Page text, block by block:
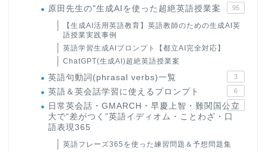
原田先生の"生成AIを使った超絶英語授業案 95
【生成AI活用英語教育】英語教師のための生成AI英
語授業実践事例
英語学習生成AIプロンプト【都立AI完全対応】
ChatGPT(生成AI)超絶英語授業案
英語句動詞(phrasal verbs)一覧 3
英語＆英会話学習に使えるプロンプト 6
日常英会話・GMARCH・早慶上智・難関国公立
大で“差がつく”英語イディオム・ことわざ・口
語表現365
22
英語フレーズ365を使った練習問題＆予想問題集